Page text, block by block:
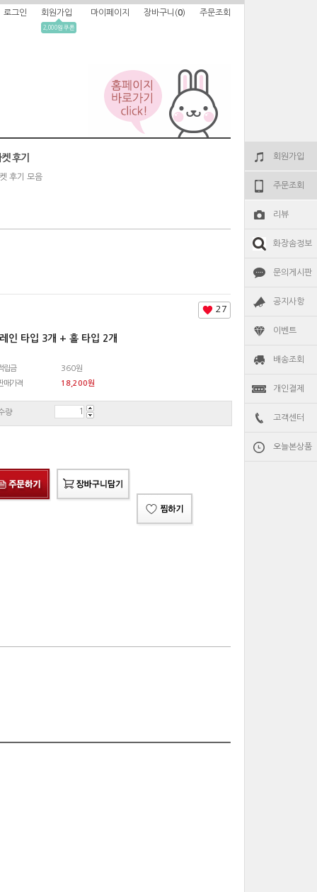
회원가입
주문조회
리뷰
화장솜정보
문의게시판
공지사항
이벤트
배송조회
개인결제
고객센터
오늘본상품
로그인 회원가입
2,000원 쿠폰
마이페이지 장바구니(0) 주문조회
후기
후기 모음
27
인 타입 3개 + 홀 타입 2개
립금
360원
매가격
18,200원
량